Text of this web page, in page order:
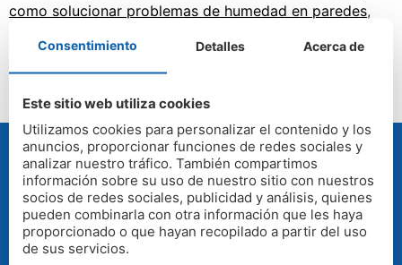
como solucionar problemas de humedad en paredes,
PRESUPUESTO GRATUITO
Gratis y sin compromiso. Nuestros técnicos
Consentimiento Detalles Acerca de
Este sitio web utiliza cookies
Utilizamos cookies para personalizar el contenido y los
anuncios, proporcionar funciones de redes sociales y
analizar nuestro tráfico. También compartimos
información sobre su uso de nuestro sitio con nuestros
socios de redes sociales, publicidad y análisis, quienes
pueden combinarla con otra información que les haya
proporcionado o que hayan recopilado a partir del uso
de sus servicios.